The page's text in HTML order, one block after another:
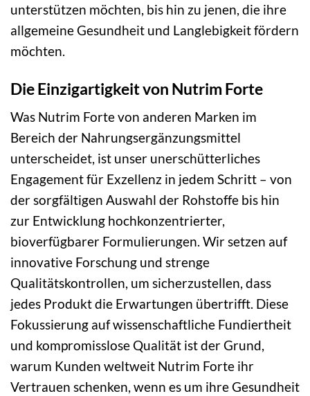
unterstützen möchten, bis hin zu jenen, die ihre
allgemeine Gesundheit und Langlebigkeit fördern
möchten.
Die Einzigartigkeit von Nutrim Forte
Was Nutrim Forte von anderen Marken im
Bereich der Nahrungsergänzungsmittel
unterscheidet, ist unser unerschütterliches
Engagement für Exzellenz in jedem Schritt – von
der sorgfältigen Auswahl der Rohstoffe bis hin
zur Entwicklung hochkonzentrierter,
bioverfügbarer Formulierungen. Wir setzen auf
innovative Forschung und strenge
Qualitätskontrollen, um sicherzustellen, dass
jedes Produkt die Erwartungen übertrifft. Diese
Fokussierung auf wissenschaftliche Fundiertheit
und kompromisslose Qualität ist der Grund,
warum Kunden weltweit Nutrim Forte ihr
Vertrauen schenken, wenn es um ihre Gesundheit